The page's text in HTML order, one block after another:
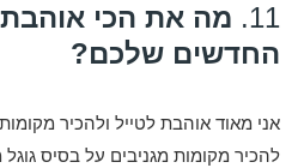
11. מה את הכי
החדשים שלכם?
אני מאוד אוהבת לטייל ולהכיר
להכיר מקומות מגניבים על בסיס